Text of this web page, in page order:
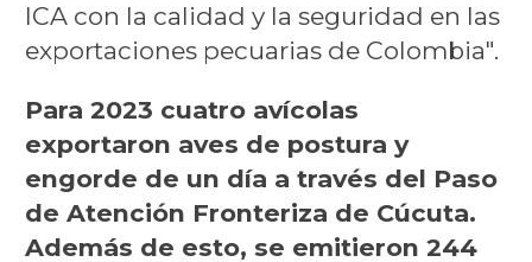
ICA con la calidad y la seguridad en las
exportaciones pecuarias de Colombia".
Para 2023 cuatro avícolas
exportaron aves de postura y
engorde de un día a través del Paso
de Atención Fronteriza de Cúcuta.
Además de esto, se emitieron 244